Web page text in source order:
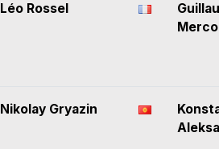
Léo Rossel
Nikolay Gryazin